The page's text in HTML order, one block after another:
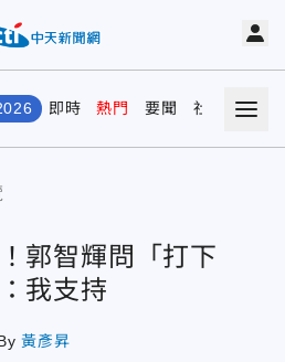
即時 熱門 要聞 社會 娛樂
郭智輝問「打下
我支持
黃彥昇